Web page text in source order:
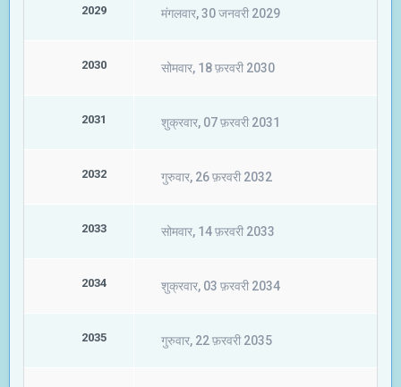
2029 मंगलवार, 30 जनवरी 2029
2030 सोमवार, 18 फ़रवरी 2030
2031 शुक्रवार, 07 फ़रवरी 2031
2032 गुरुवार, 26 फ़रवरी 2032
2033 सोमवार, 14 फ़रवरी 2033
2034 शुक्रवार, 03 फ़रवरी 2034
2035 गुरुवार, 22 फ़रवरी 2035